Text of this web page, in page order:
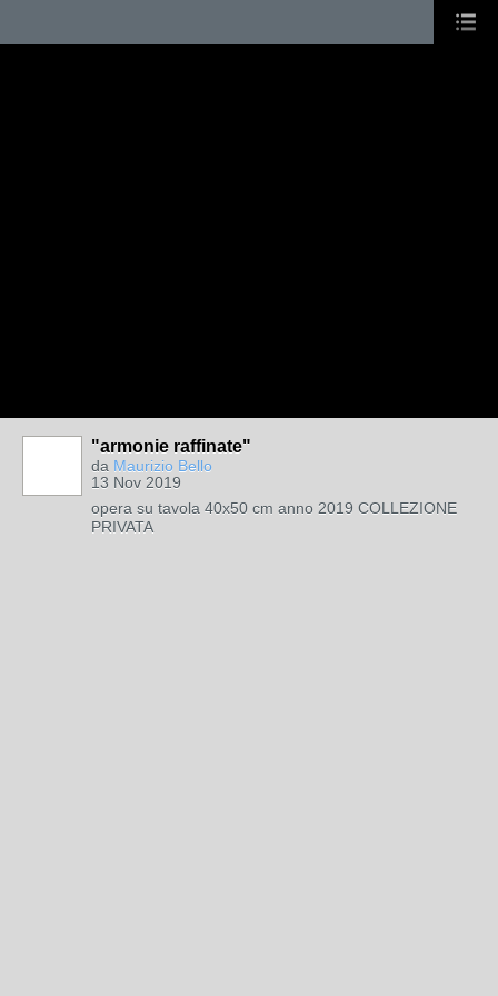
"armonie raffinate"
da Maurizio Bello
13 Nov 2019
opera su tavola 40x50 cm anno 2019 COLLEZIONE
PRIVATA